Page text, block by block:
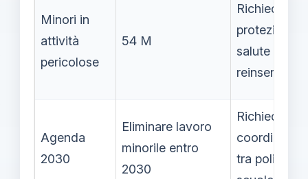
Minori in
attività
pericolose
54 M
Richiede
protezione,
salute e
Agenda
2030
Eliminare lavoro
minorile entro
2030
Richiede
tra politiche